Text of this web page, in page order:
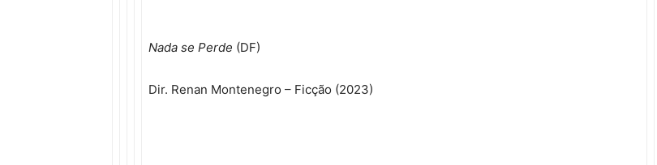
Nada se Perde (DF)
Dir. Renan Montenegro – Ficção (2023)